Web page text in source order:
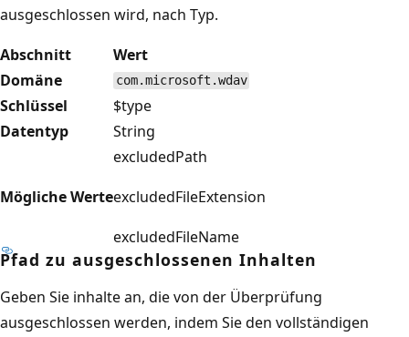
ausgeschlossen wird, nach Typ.
Abschnitt
Wert
Domäne
com.microsoft.wdav
Schlüssel
$type
Datentyp
String
Mögliche Werte
excludedPath
excludedFileExtension
excludedFileName
Pfad zu ausgeschlossenen Inhalten
Geben Sie inhalte an, die von der Überprüfung
ausgeschlossen werden, indem Sie den vollständigen